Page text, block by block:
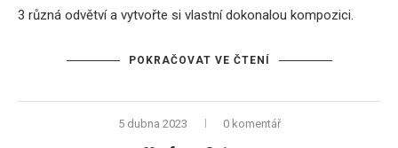
3 různá odvětví a vytvořte si vlastní dokonalou kompozici.
POKRAČOVAT VE ČTENÍ
5 dubna 2023 0 komentář